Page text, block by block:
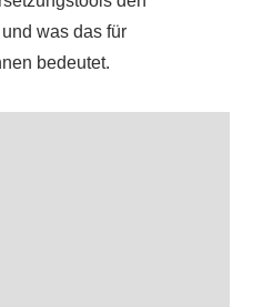
was das für
bedeutet.